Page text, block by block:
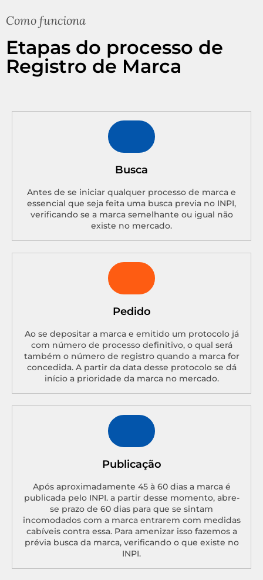
Como funciona
Etapas do processo de
Registro de Marca
Busca
Antes de se iniciar qualquer processo de marca e
essencial que seja feita uma busca previa no INPI,
verificando se a marca semelhante ou igual não
existe no mercado.
Pedido
Ao se depositar a marca e emitido um protocolo já
com número de processo definitivo, o qual será
também o número de registro quando a marca for
concedida. A partir da data desse protocolo se dá
início a prioridade da marca no mercado.
Publicação
Após aproximadamente 45 à 60 dias a marca é
publicada pelo INPI. a partir desse momento, abre-
se prazo de 60 dias para que se sintam
incomodados com a marca entrarem com medidas
cabíveis contra essa. Para amenizar isso fazemos a
prévia busca da marca, verificando o que existe no
INPI.